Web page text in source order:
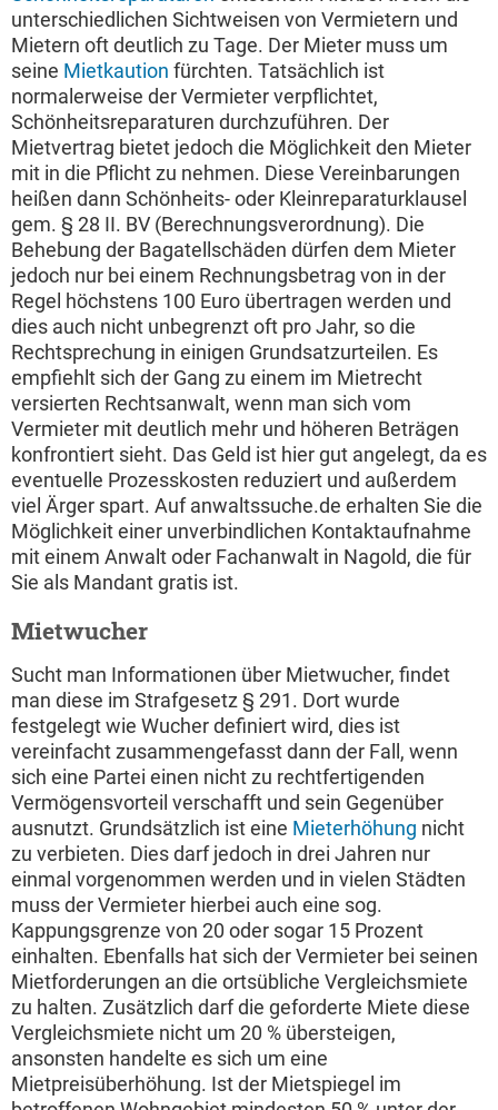
unterschiedlichen Sichtweisen von Vermietern und
Mietern oft deutlich zu Tage. Der Mieter muss um
seine Mietkaution fürchten. Tatsächlich ist
normalerweise der Vermieter verpflichtet,
Schönheitsreparaturen durchzuführen. Der
Mietvertrag bietet jedoch die Möglichkeit den Mieter
mit in die Pflicht zu nehmen. Diese Vereinbarungen
heißen dann Schönheits- oder Kleinreparaturklausel
gem. § 28 II. BV (Berechnungsverordnung). Die
Behebung der Bagatellschäden dürfen dem Mieter
jedoch nur bei einem Rechnungsbetrag von in der
Regel höchstens 100 Euro übertragen werden und
dies auch nicht unbegrenzt oft pro Jahr, so die
Rechtsprechung in einigen Grundsatzurteilen. Es
empfiehlt sich der Gang zu einem im Mietrecht
versierten Rechtsanwalt, wenn man sich vom
Vermieter mit deutlich mehr und höheren Beträgen
konfrontiert sieht. Das Geld ist hier gut angelegt, da es
eventuelle Prozesskosten reduziert und außerdem
viel Ärger spart. Auf anwaltssuche.de erhalten Sie die
Möglichkeit einer unverbindlichen Kontaktaufnahme
mit einem Anwalt oder Fachanwalt in Nagold, die für
Sie als Mandant gratis ist.
Mietwucher
Sucht man Informationen über Mietwucher, findet
man diese im Strafgesetz § 291. Dort wurde
festgelegt wie Wucher definiert wird, dies ist
vereinfacht zusammengefasst dann der Fall, wenn
sich eine Partei einen nicht zu rechtfertigenden
Vermögensvorteil verschafft und sein Gegenüber
ausnutzt. Grundsätzlich ist eine Mieterhöhung nicht
zu verbieten. Dies darf jedoch in drei Jahren nur
einmal vorgenommen werden und in vielen Städten
muss der Vermieter hierbei auch eine sog.
Kappungsgrenze von 20 oder sogar 15 Prozent
einhalten. Ebenfalls hat sich der Vermieter bei seinen
Mietforderungen an die ortsübliche Vergleichsmiete
zu halten. Zusätzlich darf die geforderte Miete diese
Vergleichsmiete nicht um 20 % übersteigen,
ansonsten handelte es sich um eine
Mietpreisüberhöhung. Ist der Mietspiegel im